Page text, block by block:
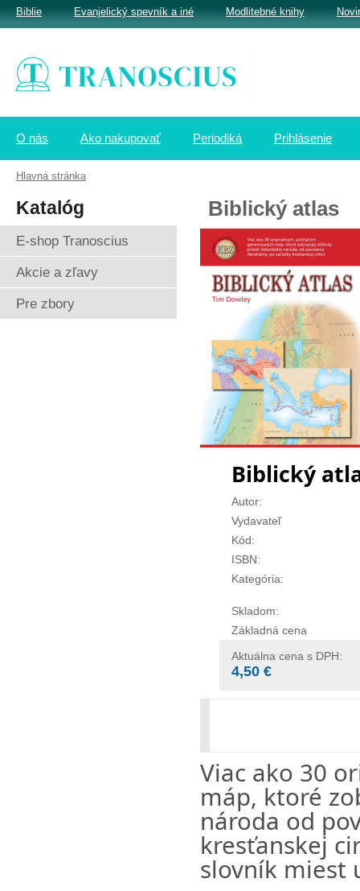
O nás Ako nakupovať Periodiká Prihlásenie
Biblický atlas
Biblický
Autor:
Vydavateľ
Kód:
ISBN:
Kategória:
Skladom:
Základná cena
Aktuálna cena s DPH:
4,50 €
Viac ako 30
máp, ktoré
národa od
kresťanskej
slovník miest
Katalóg
E-shop Tranoscius
Akcie a zľavy
Pre zbory
Biblie Evanjelický spevník a iné Modlitebné knihy
Hlavná stránka